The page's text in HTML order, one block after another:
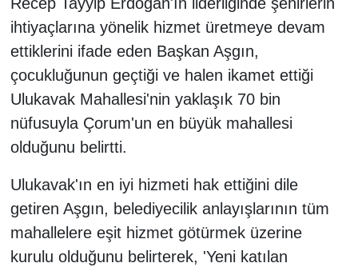
Recep Tayyip Erdoğan'ın liderliğinde şehirlerin
ihtiyaçlarına yönelik hizmet üretmeye devam
ettiklerini ifade eden Başkan Aşgın,
çocukluğunun geçtiği ve halen ikamet ettiği
Ulukavak Mahallesi'nin yaklaşık 70 bin
nüfusuyla Çorum'un en büyük mahallesi
olduğunu belirtti.
Ulukavak'ın en iyi hizmeti hak ettiğini dile
getiren Aşgın, belediyecilik anlayışlarının tüm
mahallelere eşit hizmet götürmek üzerine
kurulu olduğunu belirterek, 'Yeni katılan